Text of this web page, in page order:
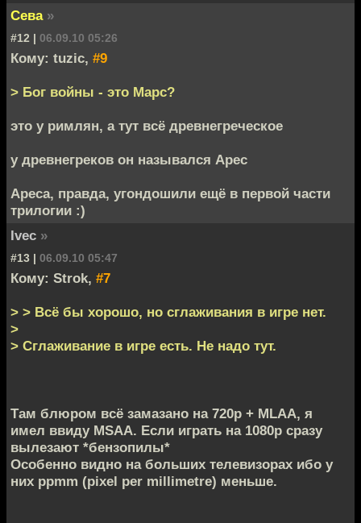
Сева »
#12 | 06.09.10 05:26
Кому: tuzic, #9
> Бог войны - это Марс?
это у римлян, а тут всё древнегреческое
у древнегреков он назывался Арес
Ареса, правда, угондошили ещё в первой части
трилогии :)
Ivec »
#13 | 06.09.10 05:47
Кому: Strok, #7
> > Всё бы хорошо, но сглаживания в игре нет.
>
> Сглаживание в игре есть. Не надо тут.
Там блюром всё замазано на 720р + MLAA, я
имел ввиду MSAA. Если играть на 1080р сразу
вылезают *бензопилы*
Особенно видно на больших телевизорах ибо у
них ppmm (pixel per millimetre) меньше.